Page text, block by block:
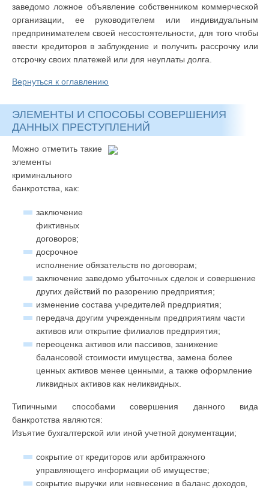
заведомо ложное объявление собственником коммерческой
организации, ее руководителем или индивидуальным
предпринимателем своей несостоятельности, для того чтобы
ввести кредиторов в заблуждение и получить рассрочку или
отсрочку своих платежей или для неуплаты долга.
Вернуться к оглавлению
ЭЛЕМЕНТЫ И СПОСОБЫ СОВЕРШЕНИЯ
ДАННЫХ ПРЕСТУПЛЕНИЙ
Можно отметить такие
элементы
криминального
банкротства, как:
заключение
фиктивных
договоров;
досрочное
исполнение обязательств по договорам;
заключение заведомо убыточных сделок и совершение
других действий по разорению предприятия;
изменение состава учредителей предприятия;
передача другим учрежденным предприятиям части
активов или открытие филиалов предприятия;
переоценка активов или пассивов, занижение
балансовой стоимости имущества, замена более
ценных активов менее ценными, а также оформление
ликвидных активов как неликвидных.
Типичными способами совершения данного вида
банкротства являются:
Изъятие бухгалтерской или иной учетной документации;
сокрытие от кредиторов или арбитражного
управляющего информации об имуществе;
сокрытие выручки или невнесение в баланс доходов,